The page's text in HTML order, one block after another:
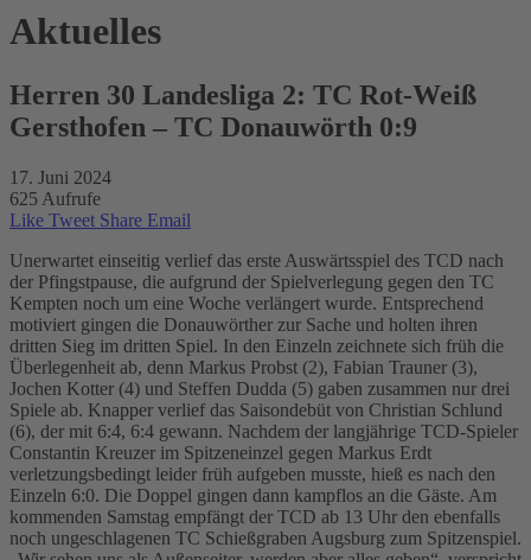
Aktuelles
Herren 30 Landesliga 2: TC Rot-Weiß
Gersthofen – TC Donauwörth 0:9
17. Juni 2024
625 Aufrufe
Like Tweet Share Email
Unerwartet einseitig verlief das erste Auswärtsspiel des TCD nach
der Pfingstpause, die aufgrund der Spielverlegung gegen den TC
Kempten noch um eine Woche verlängert wurde. Entsprechend
motiviert gingen die Donauwörther zur Sache und holten ihren
dritten Sieg im dritten Spiel. In den Einzeln zeichnete sich früh die
Überlegenheit ab, denn Markus Probst (2), Fabian Trauner (3),
Jochen Kotter (4) und Steffen Dudda (5) gaben zusammen nur drei
Spiele ab. Knapper verlief das Saisondebüt von Christian Schlund
(6), der mit 6:4, 6:4 gewann. Nachdem der langjährige TCD-Spieler
Constantin Kreuzer im Spitzeneinzel gegen Markus Erdt
verletzungsbedingt leider früh aufgeben musste, hieß es nach den
Einzeln 6:0. Die Doppel gingen dann kampflos an die Gäste. Am
kommenden Samstag empfängt der TCD ab 13 Uhr den ebenfalls
noch ungeschlagenen TC Schießgraben Augsburg zum Spitzenspiel.